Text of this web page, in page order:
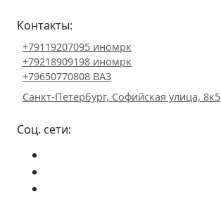
Контакты:
+79119207095 иномрк
+79218909198 иномрк
+79650770808 ВАЗ
Санкт-Петербург, Софийская улица, 8к5
Соц. сети: